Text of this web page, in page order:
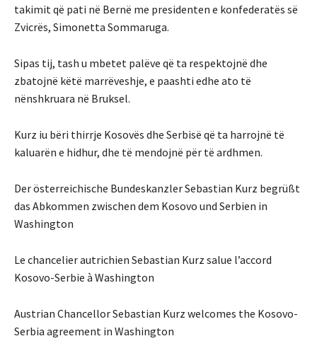
takimit që pati në Bernë me presidenten e konfederatës së
Zvicrës, Simonetta Sommaruga.
Sipas tij, tash u mbetet palëve që ta respektojnë dhe
zbatojnë këtë marrëveshje, e paashti edhe ato të
nënshkruara në Bruksel.
Kurz iu bëri thirrje Kosovës dhe Serbisë që ta harrojnë të
kaluarën e hidhur, dhe të mendojnë për të ardhmen.
Der österreichische Bundeskanzler Sebastian Kurz begrüßt
das Abkommen zwischen dem Kosovo und Serbien in
Washington
Le chancelier autrichien Sebastian Kurz salue l’accord
Kosovo-Serbie à Washington
Austrian Chancellor Sebastian Kurz welcomes the Kosovo-
Serbia agreement in Washington